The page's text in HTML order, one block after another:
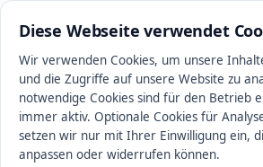
Diese Webseite verwendet
Wir verwenden Cookies, um unsere
und die Zugriffe auf unsere Website zu
notwendige Cookies sind für den Betrieb
immer aktiv. Optionale Cookies für
setzen wir nur mit Ihrer Einwilligung ein,
anpassen oder widerrufen können.